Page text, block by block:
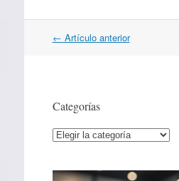
Navegación
← Artículo anterior
Categorías
Categorías